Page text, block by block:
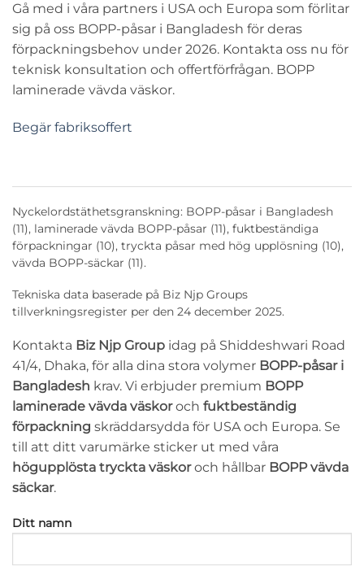
Gå med i våra partners i USA och Europa som förlitar
sig på oss BOPP-påsar i Bangladesh för deras
förpackningsbehov under 2026. Kontakta oss nu för
teknisk konsultation och offertförfrågan. BOPP
laminerade vävda väskor.
Begär fabriksoffert
Nyckelordstäthetsgranskning: BOPP-påsar i Bangladesh
(11), laminerade vävda BOPP-påsar (11), fuktbeständiga
förpackningar (10), tryckta påsar med hög upplösning (10),
vävda BOPP-säckar (11).
Tekniska data baserade på Biz Njp Groups
tillverkningsregister per den 24 december 2025.
Kontakta Biz Njp Group idag på Shiddeshwari Road
41/4, Dhaka, för alla dina stora volymer BOPP-påsar i
Bangladesh krav. Vi erbjuder premium BOPP
laminerade vävda väskoroch fuktbeständig
förpackning skräddarsydda för USA och Europa. Se
till att ditt varumärke sticker ut med våra
högupplösta tryckta väskoroch hållbar BOPP vävda
säckar.
Ditt namn